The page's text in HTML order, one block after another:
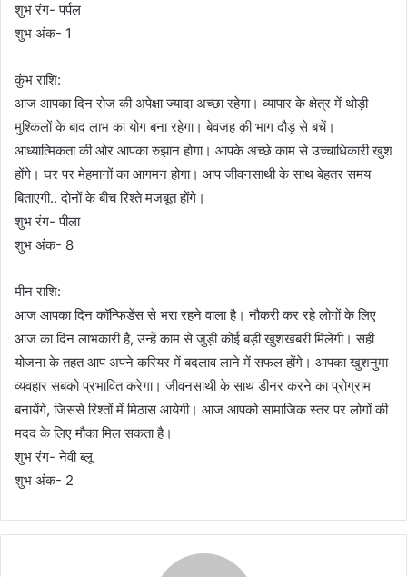
शुभ रंग- पर्पल
शुभ अंक- 1
कुंभ राशि:
आज आपका दिन रोज की अपेक्षा ज्यादा अच्छा रहेगा। व्यापार के क्षेत्र में थोड़ी
मुश्किलों के बाद लाभ का योग बना रहेगा। बेवजह की भाग दौड़ से बचें।
आध्यात्मिकता की ओर आपका रुझान होगा। आपके अच्छे काम से उच्चाधिकारी खुश
होंगे। घर पर मेहमानों का आगमन होगा। आप जीवनसाथी के साथ बेहतर समय
बिताएगी.. दोनों के बीच रिश्ते मजबूत होंगे।
शुभ रंग- पीला
शुभ अंक- 8
मीन राशि:
आज आपका दिन कॉन्फिडेंस से भरा रहने वाला है। नौकरी कर रहे लोगों के लिए
आज का दिन लाभकारी है, उन्हें काम से जुड़ी कोई बड़ी खुशखबरी मिलेगी। सही
योजना के तहत आप अपने करियर में बदलाव लाने में सफल होंगे। आपका खुशनुमा
व्यवहार सबको प्रभावित करेगा। जीवनसाथी के साथ डीनर करने का प्रोग्राम
बनायेंगे, जिससे रिश्तों में मिठास आयेगी। आज आपको सामाजिक स्तर पर लोगों की
मदद के लिए मौका मिल सकता है।
शुभ रंग- नेवी ब्लू
शुभ अंक- 2